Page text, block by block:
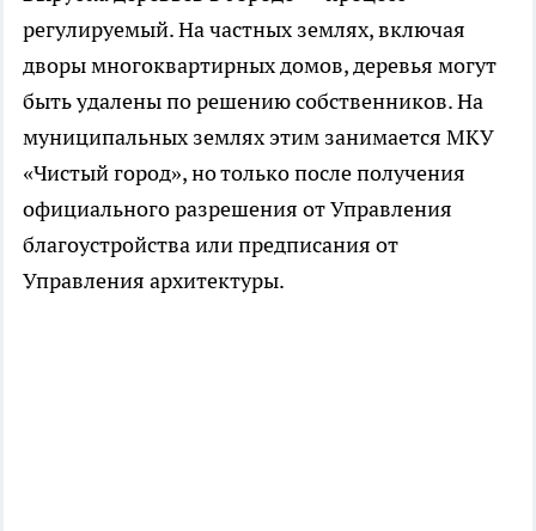
регулируемый. На частных землях, включая
дворы многоквартирных домов, деревья могут
быть удалены по решению собственников. На
муниципальных землях этим занимается МКУ
«Чистый город», но только после получения
официального разрешения от Управления
благоустройства или предписания от
Управления архитектуры.